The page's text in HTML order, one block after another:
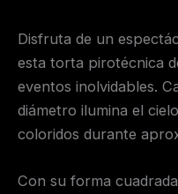
Disfruta de un
esta torta pirotécnica
eventos inolvidables.
diámetro ilumina el
coloridos durante
Con su forma